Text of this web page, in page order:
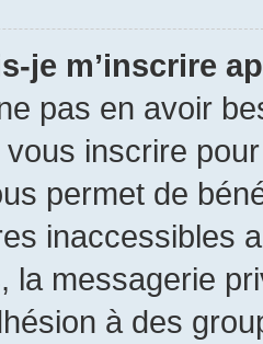
je m’inscrire
pas en avoir
inscrire
permet de
inaccessibles
la messagerie
à des